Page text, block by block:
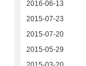
2016-06-13
2015-07-23
2015-07-20
2015-05-29